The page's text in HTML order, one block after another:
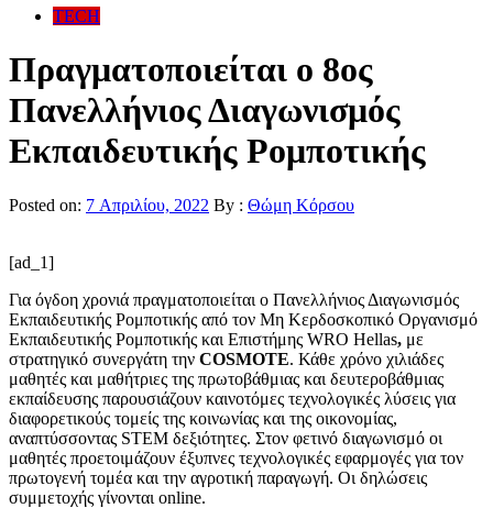
TECH
Πραγματοποιείται ο 8ος
Πανελλήνιος Διαγωνισμός
Εκπαιδευτικής Ρομποτικής
Posted on: 7 Απριλίου, 2022 By : Θώμη Κόρσου
[ad_1]
Για όγδοη χρονιά πραγματοποιείται ο Πανελλήνιος Διαγωνισμός
Εκπαιδευτικής Ρομποτικής από τον Μη Κερδοσκοπικό Οργανισμό
Εκπαιδευτικής Ρομποτικής και Επιστήμης WRO Hellas, με
στρατηγικό συνεργάτη την COSMOTE. Κάθε χρόνο χιλιάδες
μαθητές και μαθήτριες της πρωτοβάθμιας και δευτεροβάθμιας
εκπαίδευσης παρουσιάζουν καινοτόμες τεχνολογικές λύσεις για
διαφορετικούς τομείς της κοινωνίας και της οικονομίας,
αναπτύσσοντας STEM δεξιότητες. Στον φετινό διαγωνισμό οι
μαθητές προετοιμάζουν έξυπνες τεχνολογικές εφαρμογές για τον
πρωτογενή τομέα και την αγροτική παραγωγή. Oι δηλώσεις
συμμετοχής γίνονται online.